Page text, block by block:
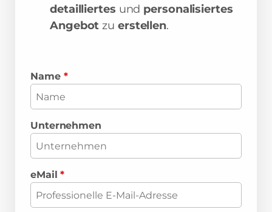
detailliertes und personalisiertes
Angebotzu erstellen.
Name *
Unternehmen
eMail*